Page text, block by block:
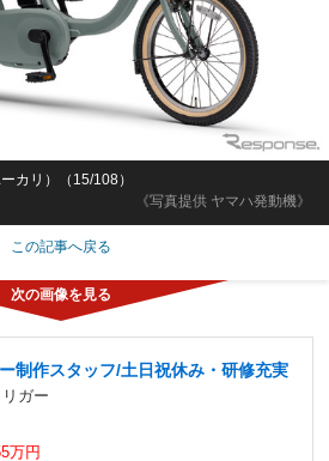
《写真提供 ヤマハ発動機》
カリ）（15/108）
この記事へ戻る
制作スタッフ/土日祝休み・研修充実
ガー
万円